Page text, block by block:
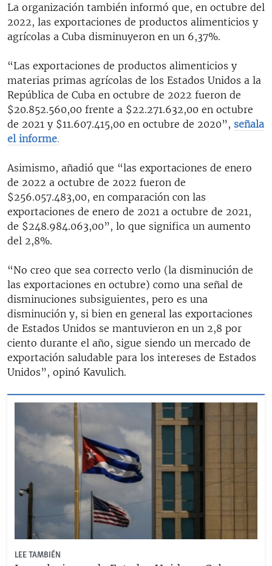
La organización también informó que, en octubre del
2022, las exportaciones de productos alimenticios y
agrícolas a Cuba disminuyeron en un 6,37%.
“Las exportaciones de productos alimenticios y
materias primas agrícolas de los Estados Unidos a la
República de Cuba en octubre de 2022 fueron de
$20.852.560,00 frente a $22.271.632,00 en octubre
de 2021 y $11.607.415,00 en octubre de 2020”, señala
el informe.
Asimismo, añadió que “las exportaciones de enero
de 2022 a octubre de 2022 fueron de
$256.057.483,00, en comparación con las
exportaciones de enero de 2021 a octubre de 2021,
de $248.984.063,00”, lo que significa un aumento
del 2,8%.
“No creo que sea correcto verlo (la disminución de
las exportaciones en octubre) como una señal de
disminuciones subsiguientes, pero es una
disminución y, si bien en general las exportaciones
de Estados Unidos se mantuvieron en un 2,8 por
ciento durante el año, sigue siendo un mercado de
exportación saludable para los intereses de Estados
Unidos”, opinó Kavulich.
LEE TAMBIÉN